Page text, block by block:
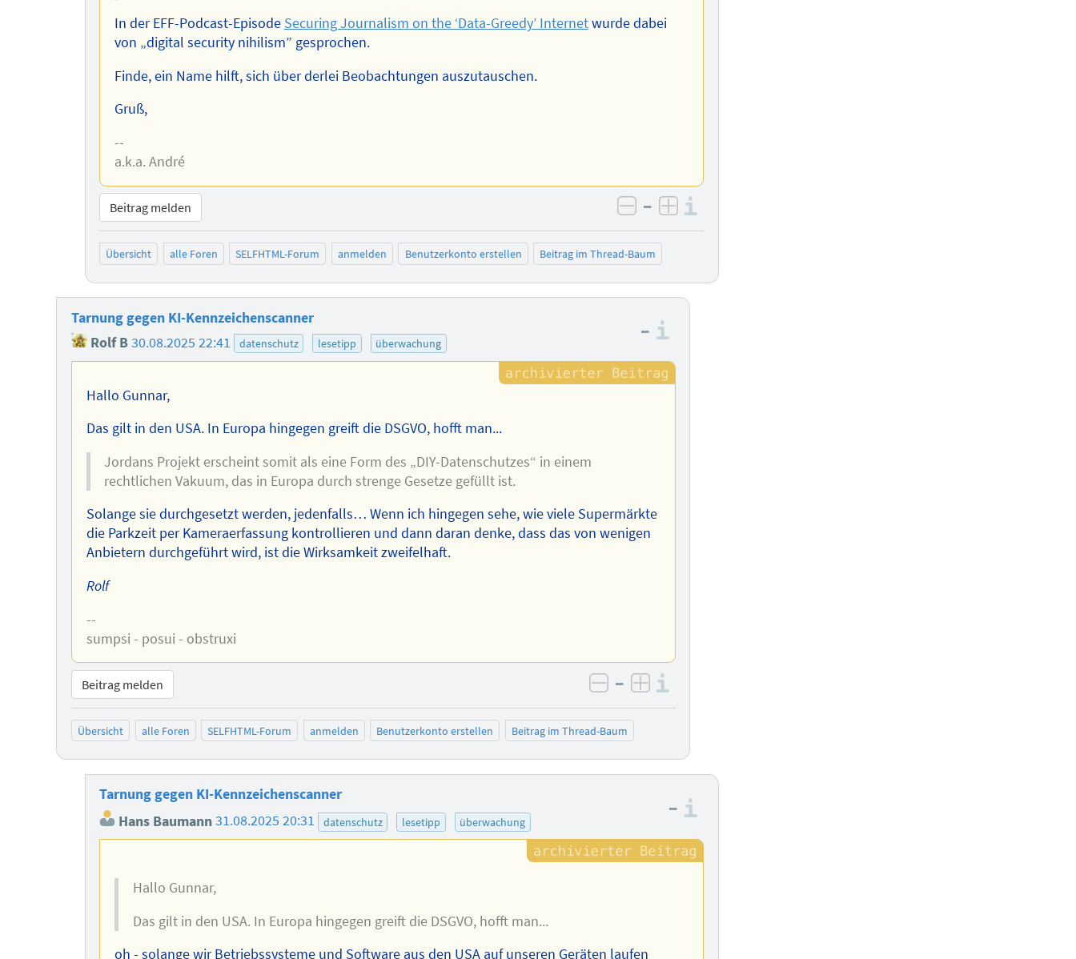
In der EFF-Podcast-Episode Securing Journalism on the ‘Data-Greedy’ Internetwurde dabei
von „digital security nihilism” gesprochen.
Finde, ein Name hilft, sich über derlei Beobachtungen auszutauschen.
Gruß,
--
a.k.a. André
Beitrag melden negativ bewerten
– positiv bewerten
Übersicht alle Foren SELFHTML-Forum anmelden Benutzerkonto erstellen Beitrag im Thread-Baum
Tarnung gegen KI-Kennzeichenscanner
Rolf B30.08.2025 22:41 datenschutz lesetipp überwachung
–
Hallo Gunnar,
Das gilt in den USA. In Europa hingegen greift die DSGVO, hofft man...
Jordans Projekt erscheint somit als eine Form des „DIY-Datenschutzes“ in einem
rechtlichen Vakuum, das in Europa durch strenge Gesetze gefüllt ist.
Solange sie durchgesetzt werden, jedenfalls… Wenn ich hingegen sehe, wie viele Supermärkte
die Parkzeit per Kameraerfassung kontrollieren und dann daran denke, dass das von wenigen
Anbietern durchgeführt wird, ist die Wirksamkeit zweifelhaft.
Rolf
--
sumpsi - posui - obstruxi
Beitrag melden negativ bewerten
– positiv bewerten
Übersicht alle Foren SELFHTML-Forum anmelden Benutzerkonto erstellen Beitrag im Thread-Baum
Tarnung gegen KI-Kennzeichenscanner
Hans Baumann31.08.2025 20:31 datenschutz lesetipp überwachung
–
Hallo Gunnar,
Das gilt in den USA. In Europa hingegen greift die DSGVO, hofft man...
oh - solange wir Betriebssysteme und Software aus den USA auf unseren Geräten laufen